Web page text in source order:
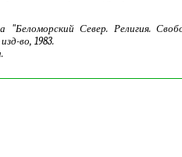
"Беломорский Север. Религия.
во, 1983.